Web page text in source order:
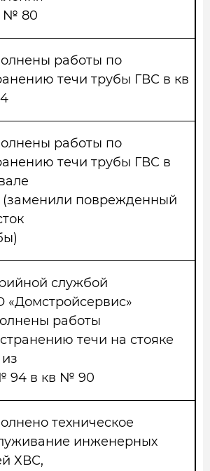
№ 80
работы по
течи трубы ГВС в кв
работы по
течи трубы ГВС в
поврежденный
службой
работы
течи на стояке
94 в кв № 90
техническое
инженерных
ХВС,